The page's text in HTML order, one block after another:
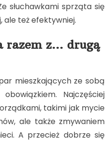
słuchawkami sprząta się
ale też efektywniej.
razem z… drugą
mieszkających ze sobą
Najczęściej
takimi jak mycie
ale także zmywaniem
A przecież dobrze się